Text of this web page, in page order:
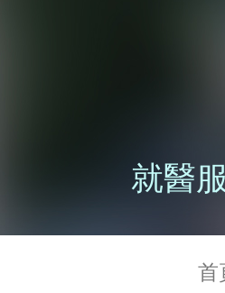
就醫
首